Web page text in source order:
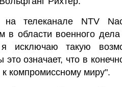
на телеканале NTV
в области военного дела
исключаю такую
означает, что в
к компромиссному миру".